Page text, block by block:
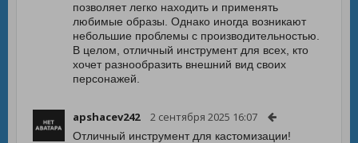
позволяет легко находить и применять
любимые образы. Однако иногда возникают
небольшие проблемы с производительностью.
В целом, отличный инструмент для всех, кто
хочет разнообразить внешний вид своих
персонажей.
apshacev242 2 сентября 2025 16:07
Отличный инструмент для кастомизации!